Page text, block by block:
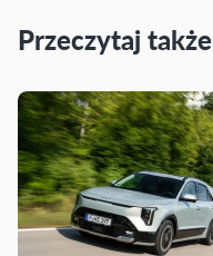
Przeczytaj także